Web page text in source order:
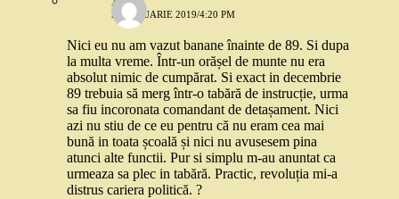
24 IANUARIE 2019/4:20 PM
Nici eu nu am vazut banane înainte de 89. Si dupa
la multa vreme. Într-un orășel de munte nu era
absolut nimic de cumpărat. Si exact in decembrie
89 trebuia să merg într-o tabără de instrucție, urma
sa fiu incoronata comandant de detașament. Nici
azi nu stiu de ce eu pentru că nu eram cea mai
bună in toata școală și nici nu avusesem pina
atunci alte functii. Pur si simplu m-au anuntat ca
urmeaza sa plec in tabără. Practic, revoluția mi-a
distrus cariera politică. ?